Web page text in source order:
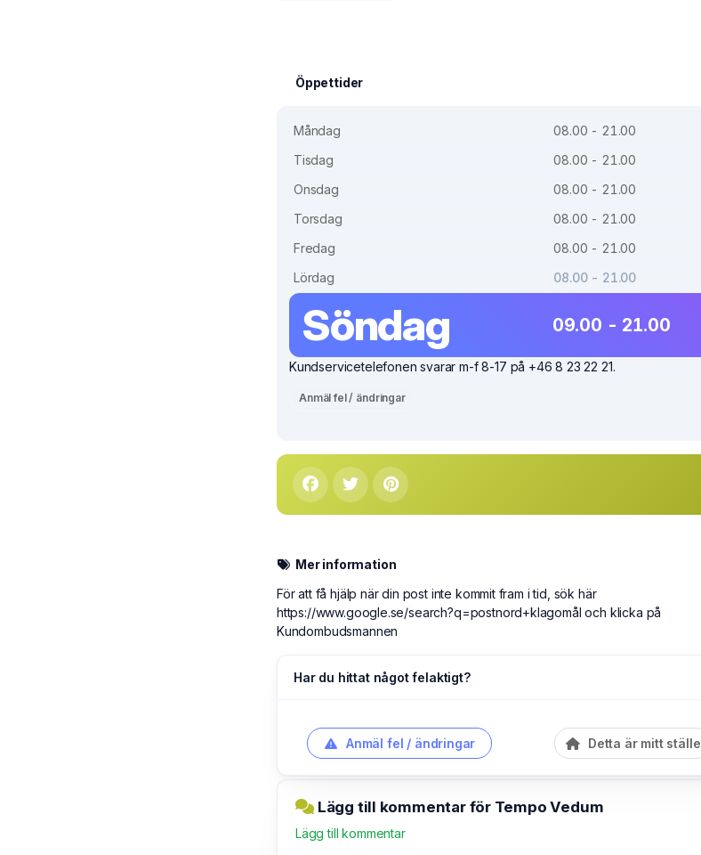
Öppettider
Måndag
08.00 - 21.00
Tisdag
08.00 - 21.00
Onsdag
08.00 - 21.00
Torsdag
08.00 - 21.00
Fredag
08.00 - 21.00
Lördag
08.00 - 21.00
Söndag 09.00 - 21.00
Kundservicetelefonen svarar m-f 8-17 på +46 8 23 22 21.
Anmäl fel / ändringar
Mer information
För att få hjälp när din post inte kommit fram i tid, sök här
https://www.google.se/search?q=postnord+klagomål och klicka på
Kundombudsmannen
Har du hittat något felaktigt?
Anmäl fel / ändringar Detta är mitt ställe
Lägg till kommentar för Tempo Vedum
Lägg till kommentar